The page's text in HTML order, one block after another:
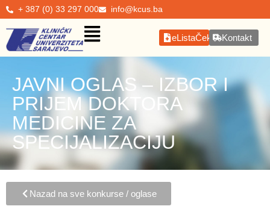
+ 387 (0) 33 297 000 info@kcus.ba
eListaČekanjaKontakt
JAVNI OGLAS – IZBOR I
PRIJEM DOKTORA
MEDICINE ZA
SPECIJALIZACIJU
Nazad na sve konkurse / oglase